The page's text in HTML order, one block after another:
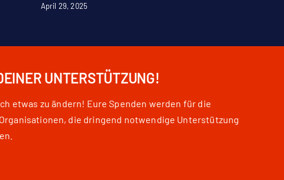
April 29, 2025
UNTERSTÜTZUNG!
etwas zu ändern! Eure Spenden werden für die
die dringend notwendige Unterstützung